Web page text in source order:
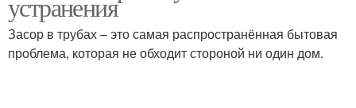
Засор в трубах – это самая распространённая бытовая
проблема, которая не обходит стороной ни один дом.